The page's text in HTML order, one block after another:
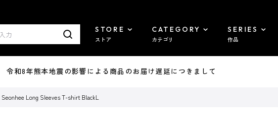
STORE
ストア
CATEGORY
カテゴリ
SERIES
作品
和8年熊本地震の影響による商品のお届け遅延につきまして
Long Sleeves T-shirt BlackL